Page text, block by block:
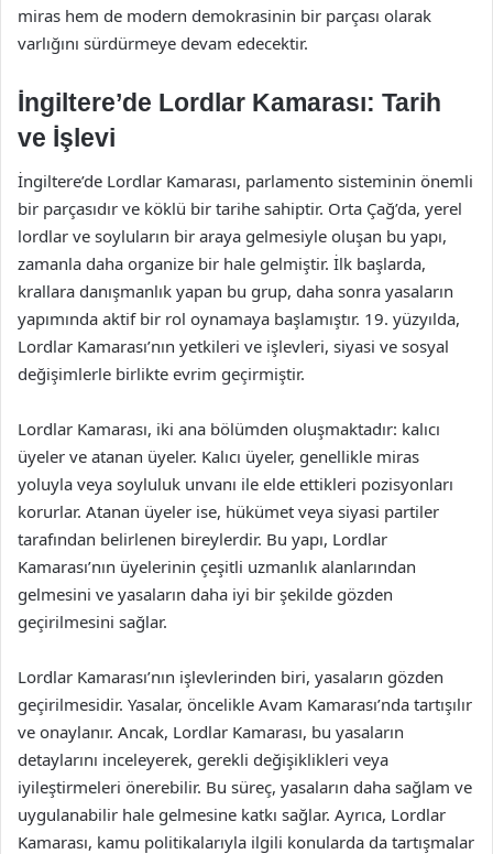
miras hem de modern demokrasinin bir parçası olarak
varlığını sürdürmeye devam edecektir.
İngiltere’de Lordlar Kamarası: Tarih
ve İşlevi
İngiltere’de Lordlar Kamarası, parlamento sisteminin önemli
bir parçasıdır ve köklü bir tarihe sahiptir. Orta Çağ’da, yerel
lordlar ve soyluların bir araya gelmesiyle oluşan bu yapı,
zamanla daha organize bir hale gelmiştir. İlk başlarda,
krallara danışmanlık yapan bu grup, daha sonra yasaların
yapımında aktif bir rol oynamaya başlamıştır. 19. yüzyılda,
Lordlar Kamarası’nın yetkileri ve işlevleri, siyasi ve sosyal
değişimlerle birlikte evrim geçirmiştir.
Lordlar Kamarası, iki ana bölümden oluşmaktadır: kalıcı
üyeler ve atanan üyeler. Kalıcı üyeler, genellikle miras
yoluyla veya soyluluk unvanı ile elde ettikleri pozisyonları
korurlar. Atanan üyeler ise, hükümet veya siyasi partiler
tarafından belirlenen bireylerdir. Bu yapı, Lordlar
Kamarası’nın üyelerinin çeşitli uzmanlık alanlarından
gelmesini ve yasaların daha iyi bir şekilde gözden
geçirilmesini sağlar.
Lordlar Kamarası’nın işlevlerinden biri, yasaların gözden
geçirilmesidir. Yasalar, öncelikle Avam Kamarası’nda tartışılır
ve onaylanır. Ancak, Lordlar Kamarası, bu yasaların
detaylarını inceleyerek, gerekli değişiklikleri veya
iyileştirmeleri önerebilir. Bu süreç, yasaların daha sağlam ve
uygulanabilir hale gelmesine katkı sağlar. Ayrıca, Lordlar
Kamarası, kamu politikalarıyla ilgili konularda da tartışmalar